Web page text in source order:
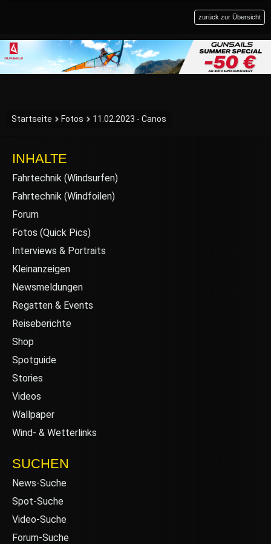
zurück zur Übersicht
Startseite Fotos 11.02.2023 - Canos
INHALTE
Fahrtechnik (Windsurfen)
Fahrtechnik (Windfoilen)
Forum
Fotos (Quick Pics)
Interviews & Portraits
Kleinanzeigen
Newsmeldungen
Regatten & Events
Reiseberichte
Shop
Spotguide
Stories
Videos
Wallpaper
Wind- & Wetterlinks
SUCHEN
News-Suche
Spot-Suche
Video-Suche
Forum-Suche